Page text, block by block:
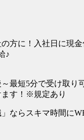
方に！入社日に現
♪
最短5分で受け取り
す！※規定あり